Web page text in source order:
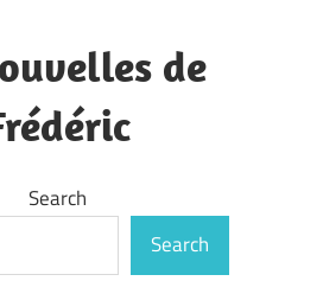
de
Search
Search